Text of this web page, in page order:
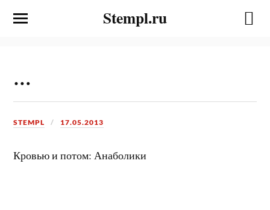
Stempl.ru
…
STEMPL 17.05.2013
Кровью и потом: Анаболики